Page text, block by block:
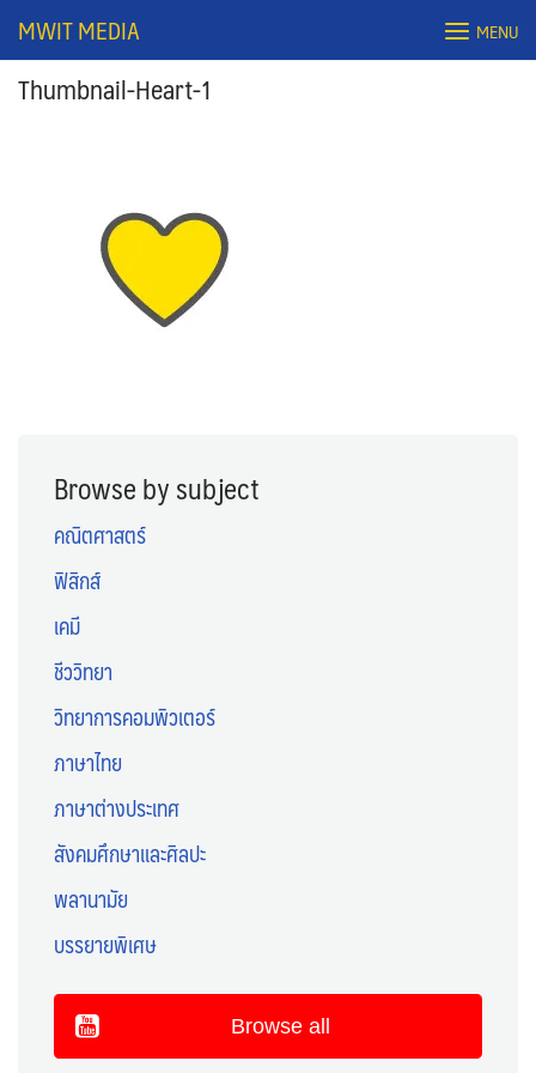
MWIT MEDIA MENU
Thumbnail-Heart-1
Browse by subject
คณิตศาสตร์
ฟิสิกส์
เคมี
ชีววิทยา
วิทยาการคอมพิวเตอร์
ภาษาไทย
ภาษาต่างประเทศ
สังคมศึกษาและศิลปะ
พลานามัย
บรรยายพิเศษ
Browse all